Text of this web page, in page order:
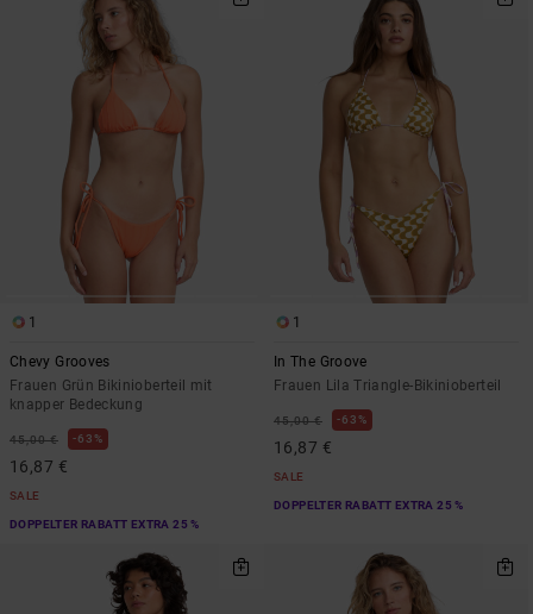
1
Chevy Grooves
Frauen Grün Bikinioberteil mit
knapper Bedeckung
45,00 € 63%
16,87 €
SALE
DOPPELTER RABATT EXTRA 25 %
1
In The Groove
Frauen Lila Triangle-Bikinioberteil
45,00 € 63%
16,87 €
SALE
DOPPELTER RABATT EXTRA 25 %